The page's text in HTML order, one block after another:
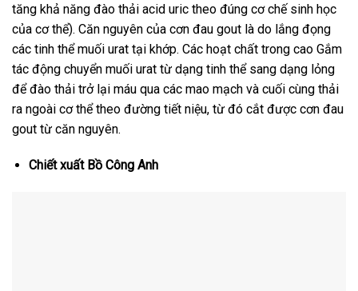
tăng khả năng đào thải acid uric theo đúng cơ chế sinh học
của cơ thể). Căn nguyên của cơn đau gout là do lắng đọng
các tinh thể muối urat tại khớp. Các hoạt chất trong cao Gắm
tác động chuyển muối urat từ dạng tinh thể sang dạng lỏng
để đào thải trở lại máu qua các mao mạch và cuối cùng thải
ra ngoài cơ thể theo đường tiết niệu, từ đó cắt được cơn đau
gout từ căn nguyên.
Chiết xuất Bồ Công Anh